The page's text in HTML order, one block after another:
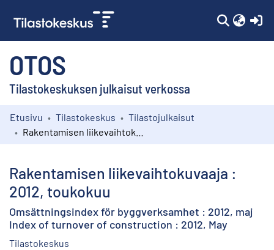
OTOS
Tilastokeskuksen julkaisut verkossa
Kokoelmat
Etusivu Tilastokeskus
Tilastojulkaisut
Rakentamisen liikevaihtokuvaaja :
2012, toukokuu
Omsättningsindex för byggverksamhet : 2012, maj
Index of turnover of construction : 2012, May
Tilastokeskus